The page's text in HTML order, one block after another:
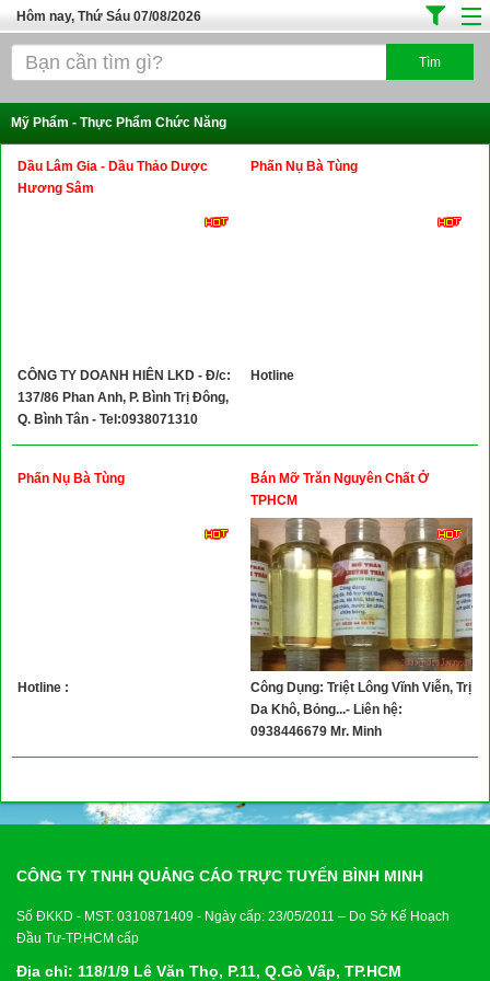
Hôm nay, Thứ Sáu 07/08/2026
Trang chủ
Tuyển Sinh Đào Tạo
Ô Tô Xe Máy
Việc Làm
Dịch Vụ
Mỹ Phẩm - Thực Phẩm Chức Năng
Dầu Lâm Gia - Dầu Thảo Dược
Hương Sâm
CÔNG TY DOANH HIÊN LKD - Đ/c:
137/86 Phan Anh, P. Bình Trị Đông,
Q. Bình Tân - Tel:0938071310
Phấn Nụ Bà Tùng
Hotline
Phấn Nụ Bà Tùng
Hotline :
Bán Mỡ Trăn Nguyên Chất Ở
TPHCM
Công Dụng: Triệt Lông Vĩnh Viễn, Trị
Da Khô, Bỏng...- Liên hệ:
0938446679 Mr. Minh
CÔNG TY TNHH QUẢNG CÁO TRỰC TUYẾN BÌNH MINH
Số ĐKKD - MST: 0310871409 - Ngày cấp: 23/05/2011 – Do Sở Kế Hoạch
Đầu Tư-TP.HCM cấp
Địa chỉ: 118/1/9 Lê Văn Thọ, P.11, Q.Gò Vấp, TP.HCM